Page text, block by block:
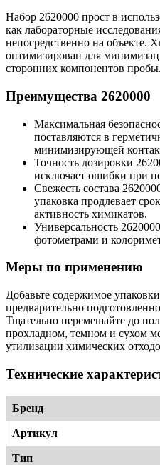
Набор 2620000 прост в
как лабораторные
непосредственно на объекте.
оптимизирован для
сторонних компонентов пробы.
Преимущества 2620000
Максимальная
поставляются в
минимизирующей
Точность дозировки
исключает ошибки при
Свежесть состава
упаковка продлевает
активность химикатов.
Универсальность
фотометрами и
Меры по применению
Добавьте содержимое
предварительно
Тщательно перемешайте до
прохладном, темном и сухом
утилизации химических
Технические
Бренд
Артикул
Тип